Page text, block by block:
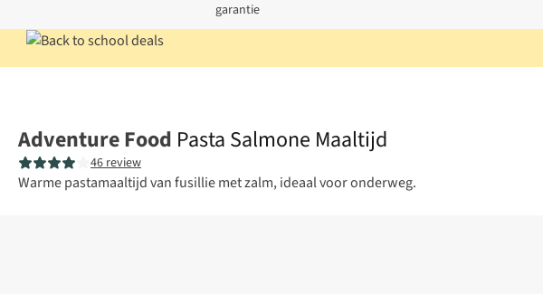
garantie
Adventure Food Pasta Salmone Maaltijd
46 review
Warme pastamaaltijd van fusillie met zalm, ideaal voor onderweg.